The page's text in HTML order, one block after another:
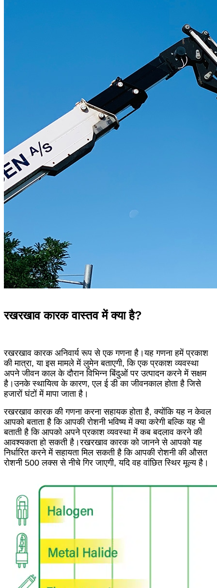
रखरखाव कारक वास्तव में क्या है?
रखरखाव कारक अनिवार्य रूप से एक गणना है।यह गणना हमें प्रकाश
की मात्रा, या इस मामले में लुमेन बताएगी, कि एक प्रकाश व्यवस्था
अपने जीवन काल के दौरान विभिन्न बिंदुओं पर उत्पादन करने में सक्षम
है।उनके स्थायित्व के कारण, एल ई डी का जीवनकाल होता है जिसे
हजारों घंटों में मापा जाता है।
रखरखाव कारक की गणना करना सहायक होता है, क्योंकि यह न केवल
आपको बताता है कि आपकी रोशनी भविष्य में क्या करेगी बल्कि यह भी
बताती है कि आपको अपने प्रकाश व्यवस्था में कब बदलाव करने की
आवश्यकता हो सकती है।रखरखाव कारक को जानने से आपको यह
निर्धारित करने में सहायता मिल सकती है कि आपकी रोशनी की औसत
रोशनी 500 लक्स से नीचे गिर जाएगी, यदि वह वांछित स्थिर मूल्य है।